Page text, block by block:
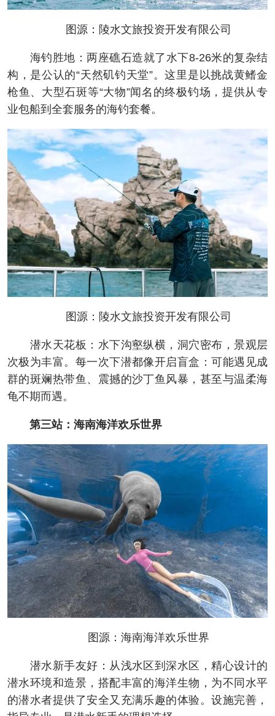
图源：陵水文旅投资开发有限公司
海钓胜地：两座礁石造就了水下8-26米的复杂结
构，是公认的“天然矶钓天堂”。这里是以挑战黄鳍金
枪鱼、大型石斑等“大物”闻名的终极钓场，提供从专
业包船到全套服务的海钓套餐。
图源：陵水文旅投资开发有限公司
潜水天花板：水下沟壑纵横，洞穴密布，景观层
次极为丰富。每一次下潜都像开启盲盒：可能遇见成
群的斑斓热带鱼、震撼的沙丁鱼风暴，甚至与温柔海
龟不期而遇。
第三站：海南海洋欢乐世界
图源：海南海洋欢乐世界
潜水新手友好：从浅水区到深水区，精心设计的
潜水环境和造景，搭配丰富的海洋生物，为不同水平
的潜水者提供了安全又充满乐趣的体验。设施完善，